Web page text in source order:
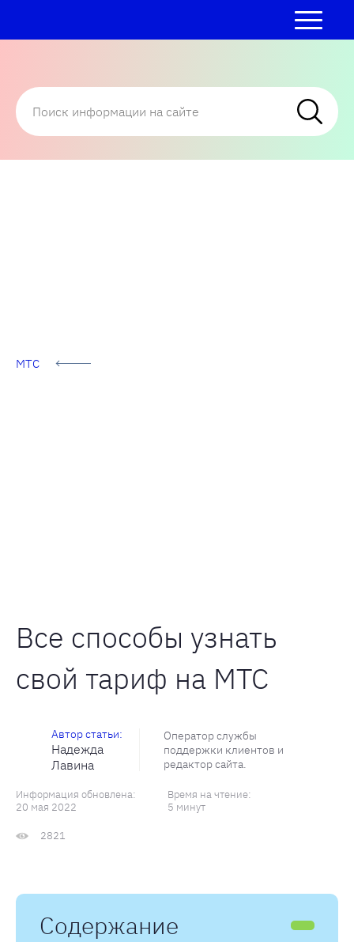
МТС
Все способы узнать
свой тариф на МТС
Надежда
Лавина
Оператор службы
поддержки клиентов и
редактор сайта.
Информация обновлена:
20 мая 2022
Время на чтение:
5 минут
2821
Содержание